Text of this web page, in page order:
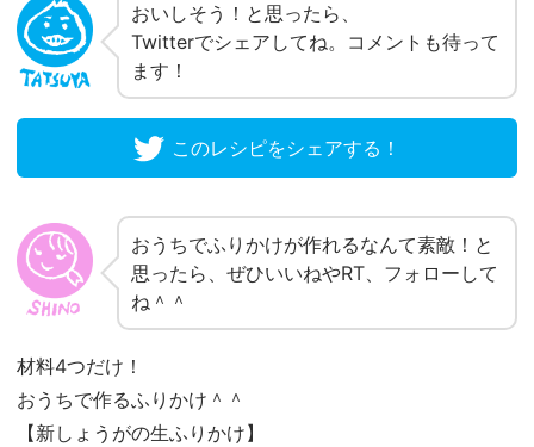
おいしそう！と思ったら、
Twitterでシェアしてね。コメントも待って
ます！
このレシピをシェアする！
おうちでふりかけが作れるなんて素敵！と
思ったら、ぜひいいねやRT、フォローして
ね＾＾
材料4つだけ！
おうちで作るふりかけ＾＾
【新しょうがの生ふりかけ】